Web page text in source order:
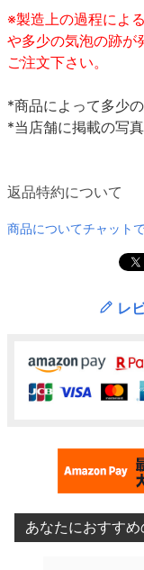
※製造上の過程によ
や多少の気泡の跡が
ご注文下さい。
*商品によって多少
*当店舗に掲載の写
返品特約について
商品についてチャット
レ
あなたにおすすめ